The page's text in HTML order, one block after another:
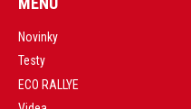
Novinky
Testy
ECO RALLYE